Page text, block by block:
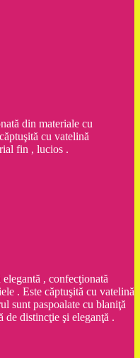
din materiale cu
cu vatelină
fin , lucios .
, confecţionată
. Este căptuşită cu vatelină
sunt paspoalate cu blaniţă
de distincţie şi eleganţă .